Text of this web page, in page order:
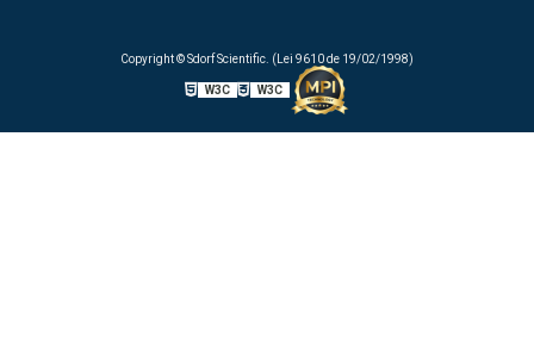
Copyright © Sdorf Scientific. (Lei 9610 de 19/02/1998)
W3C W3C